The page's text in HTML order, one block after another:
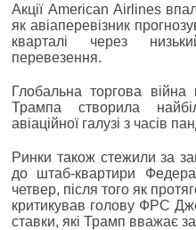
Акції American Airlines
як авіаперевізник
кварталі через
перевезення.
Глобальна торгова
Трампа створила
авіаційної галузі з часів
Ринки також стежили за
до штаб-квартири
четвер, після того як
критикував голову ФРС
ставки, які Трамп вважає